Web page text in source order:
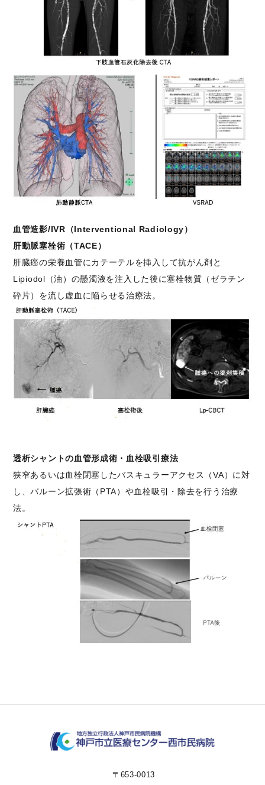
血管造影/IVR（Interventional Radiology）
肝動脈塞栓術（TACE）
肝臓癌の栄養血管にカテーテルを挿入して抗がん剤と
Lipiodol（油）の懸濁液を注入した後に塞栓物質（ゼラチン
砕片）を流し虚血に陥らせる治療法。
透析シャントの血管形成術・血栓吸引療法
狭窄あるいは血栓閉塞したバスキュラーアクセス（VA）に対
し、バルーン拡張術（PTA）や血栓吸引・除去を行う治療
法。
〒653-0013